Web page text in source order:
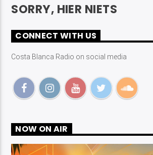
TITEL
SORRY, HIER NIETS
CONNECT WITH US
Costa Blanca Radio on social media
NOW ON AIR